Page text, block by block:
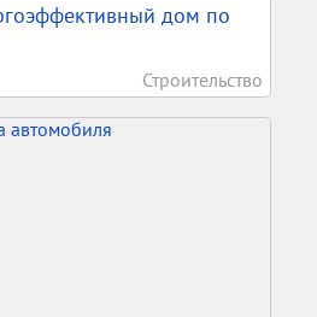
дом по
Строительство